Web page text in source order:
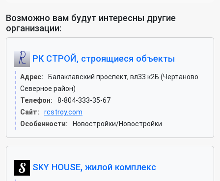
Возможно вам будут интересны другие
организации:
РК СТРОЙ, строящиеся объекты
Адрес:
Балаклавский проспект, вл33 к2Б (Чертаново
Северное район)
Телефон:
8-804-333-35-67
Сайт:
rcstroy.com
Особенности:
Новостройки/Новостройки
SKY HOUSE, жилой комплекс